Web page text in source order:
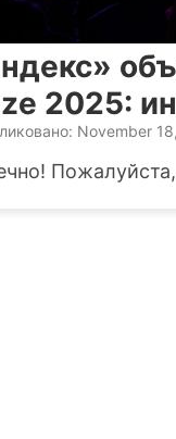
2025:
November